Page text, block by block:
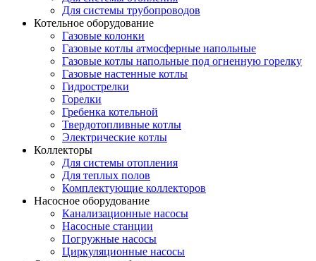
Для системы трубопроводов
Котельное оборудование
Газовые колонки
Газовые котлы атмосферные напольные
Газовые котлы напольные под огненную горелку
Газовые настенные котлы
Гидрострелки
Горелки
Гребенка котельной
Твердотопливные котлы
Электрические котлы
Коллекторы
Для системы отопления
Для теплых полов
Комплектующие коллекторов
Насосное оборудование
Канализационные насосы
Насосные станции
Погружные насосы
Циркуляционные насосы